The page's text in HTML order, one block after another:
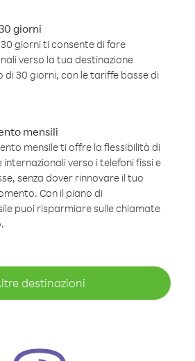
giorni
giorni ti consente di fare
verso la tua destinazione
30 giorni, con le tariffe basse di
mensili
mensile ti offre la flessibilità di
verso i telefoni fissi e
senza dover rinnovare il tuo
Con il piano di
puoi risparmiare sulle chiamate
destinazioni